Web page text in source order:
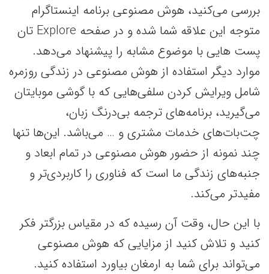
بررسی می‌کنید، هوش مصنوعی برنامه اینستاگرام
متوجه این علاقه شما شده و در صفحه Explore تان
پست هایی با موضوع مشابه را پیشنهاد می‌دهد.
موارد دیگر استفاده از هوش مصنوعی در زندگی روزمره
شامل ویرایش کردن سلفی‌هایی که با گوشی موبایتان
می‌گیرید، برنامه‌های ترجمه بی‌درنگ زبان،
چت‌بات‌های خدمات مشتری و … می‌باشد. این‌ها تنها
چند نمونه از حضور هوش مصنوعی در تمام ابعاد و
جنبه‌های زندگی ما است که فناوری را کاربردی‌تر و
مفیدتر می‌کند.
با این حال، وقت آن رسیده که در مقیاس بزرگتر فکر
کنید و تلاش کنید از مزایایی که هوش مصنوعی
می‌تواند برای شما به ارمغان بیاورد استفاده کنید.